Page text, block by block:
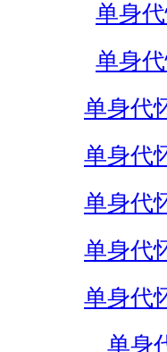
单身
单身
单身代
单身代
单身代
单身代
单身代
单身